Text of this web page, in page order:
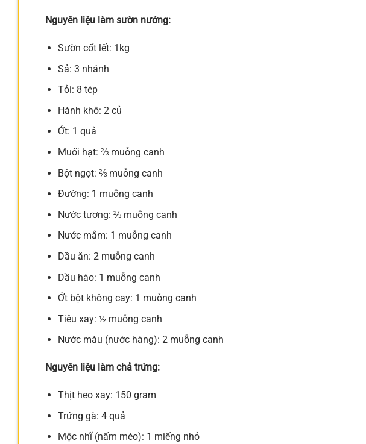
Nguyên liệu làm sườn nướng:
Sườn cốt lết: 1kg
Sả: 3 nhánh
Tỏi: 8 tép
Hành khô: 2 củ
Ớt: 1 quả
Muối hạt: ⅔ muỗng canh
Bột ngọt: ⅔ muỗng canh
Đường: 1 muỗng canh
Nước tương: ⅔ muỗng canh
Nước mắm: 1 muỗng canh
Dầu ăn: 2 muỗng canh
Dầu hào: 1 muỗng canh
Ớt bột không cay: 1 muỗng canh
Tiêu xay: ½ muỗng canh
Nước màu (nước hàng): 2 muỗng canh
Nguyên liệu làm chả trứng:
Thịt heo xay: 150 gram
Trứng gà: 4 quả
Mộc nhĩ (nấm mèo): 1 miếng nhỏ